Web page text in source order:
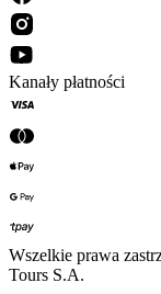
Kanały płatności
Wszelkie prawa
Tours S.A.